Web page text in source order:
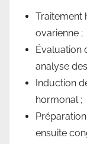
Traitement
ovarienne ;
Évaluation
analyse
Induction
hormonal ;
ensuite